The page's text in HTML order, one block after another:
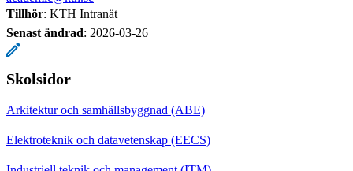
Tillhör: KTH Intranät
Senast ändrad: 2026-03-26
Skolsidor
Arkitektur och samhällsbyggnad (ABE)
Elektroteknik och datavetenskap (EECS)